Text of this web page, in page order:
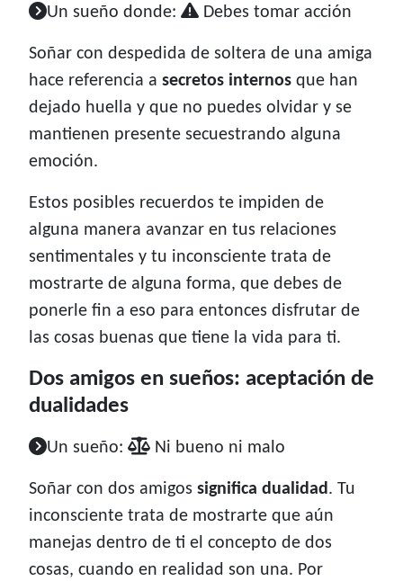
Un sueño donde: Debes tomar acción
Soñar con despedida de soltera de una amiga
hace referencia a secretos internos que han
dejado huella y que no puedes olvidar y se
mantienen presente secuestrando alguna
emoción.
Estos posibles recuerdos te impiden de
alguna manera avanzar en tus relaciones
sentimentales y tu inconsciente trata de
mostrarte de alguna forma, que debes de
ponerle fin a eso para entonces disfrutar de
las cosas buenas que tiene la vida para ti.
Dos amigos en sueños: aceptación de
dualidades
Un sueño: Ni bueno ni malo
Soñar con dos amigos significa dualidad. Tu
inconsciente trata de mostrarte que aún
manejas dentro de ti el concepto de dos
cosas, cuando en realidad son una. Por